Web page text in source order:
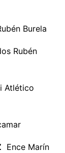
Burela
Rubén
Atlético
Ence Marín